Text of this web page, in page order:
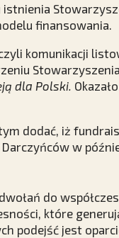
finansowania.
komunikacji
dla Polski.
dodać, iż
w
do
które
podejść jest